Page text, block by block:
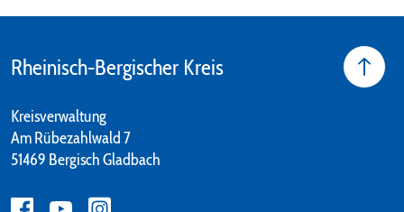
Rheinisch-Bergischer Kreis
Kreisverwaltung
Am Rübezahlwald 7
51469 Bergisch Gladbach